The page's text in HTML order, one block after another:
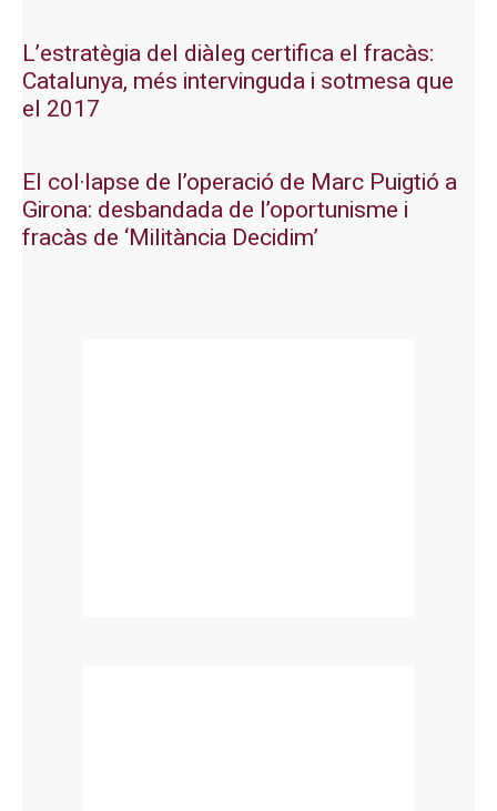
L’estratègia del diàleg certifica el fracàs:
Catalunya, més intervinguda i sotmesa que
el 2017
El col·lapse de l’operació de Marc Puigtió a
Girona: desbandada de l’oportunisme i
fracàs de ‘Militància Decidim’